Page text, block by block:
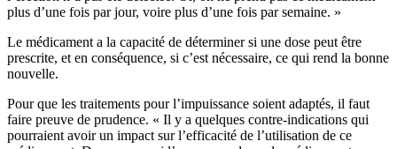
plus d’une fois par jour, voire plus d’une fois par semaine. »
Le médicament a la capacité de déterminer si une dose peut être
prescrite, et en conséquence, si c’est nécessaire, ce qui rend la bonne
nouvelle.
Pour que les traitements pour l’impuissance soient adaptés, il faut
faire preuve de prudence. « Il y a quelques contre-indications qui
pourraient avoir un impact sur l’efficacité de l’utilisation de ce